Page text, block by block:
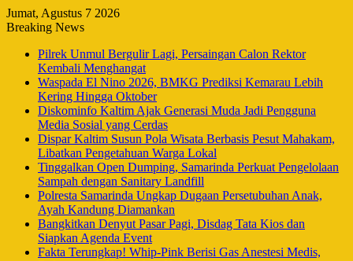
Jumat, Agustus 7 2026
Breaking News
Pilrek Unmul Bergulir Lagi, Persaingan Calon Rektor
Kembali Menghangat
Waspada El Nino 2026, BMKG Prediksi Kemarau Lebih
Kering Hingga Oktober
Diskominfo Kaltim Ajak Generasi Muda Jadi Pengguna
Media Sosial yang Cerdas
Dispar Kaltim Susun Pola Wisata Berbasis Pesut Mahakam,
Libatkan Pengetahuan Warga Lokal
Tinggalkan Open Dumping, Samarinda Perkuat Pengelolaan
Sampah dengan Sanitary Landfill
Polresta Samarinda Ungkap Dugaan Persetubuhan Anak,
Ayah Kandung Diamankan
Bangkitkan Denyut Pasar Pagi, Disdag Tata Kios dan
Siapkan Agenda Event
Fakta Terungkap! Whip-Pink Berisi Gas Anestesi Medis,